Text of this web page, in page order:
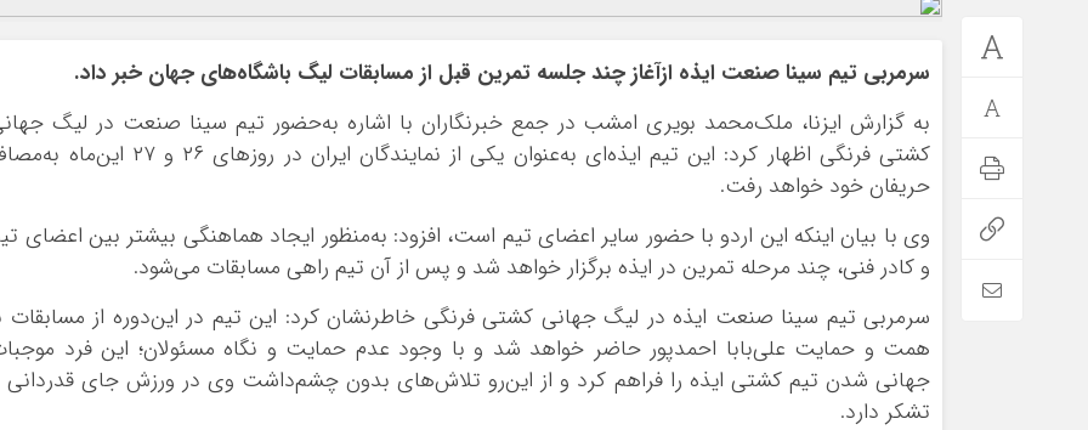
سرمربی تیم سینا صنعت ایذه ازآغاز چند جلسه تمرین قبل از مسابقات لیگ باشگاه‌های جهان خبر داد.
به گزارش ایزنا، ملک‌محمد بویری امشب در جمع خبرنگاران با اشاره به‌حضور تیم سینا صنعت در لیگ
کشتی فرنگی اظهار کرد: این تیم ایذه‌ای به‌عنوان یکی از نمایندگان ایران در روزهای ۲۶ و ۲۷
حریفان خود خواهد رفت.
وی با بیان اینکه این اردو با حضور سایر اعضای تیم است، افزود: به‌منظور ایجاد هماهنگی بیشتر بین اعضای
و کادر فنی، چند مرحله تمرین در ایذه برگزار خواهد شد و پس از آن تیم راهی مسابقات می‌شود.
سرمربی تیم سینا صنعت ایذه در لیگ جهانی کشتی فرنگی خاطرنشان کرد: این تیم در این‌دوره از مسابقات
همت و حمایت علی‌بابا احمدپور حاضر خواهد شد و با وجود عدم حمایت و نگاه مسئولان؛ این فرد
جهانی شدن تیم کشتی ایذه را فراهم کرد و از این‌رو تلاش‌های بدون چشم‌داشت وی در ورزش جای قدردانی
تشکر دارد.